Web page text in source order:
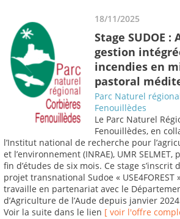
18/11/2025
Stage SUDOE :
gestion
incendies en
pastoral
Parc Naturel
Fenouillèdes
Le Parc Naturel
Fenouillèdes, en
l’Institut national de recherche pour
et l’environnement (INRAE), UMR
fin d’études de six mois. Ce stage s’inscrit
projet transnational Sudoe « USE4FOREST
travaille en partenariat avec le
d’Agriculture de l’Aude depuis janvier
Voir la suite dans le lien [ voir l'offre